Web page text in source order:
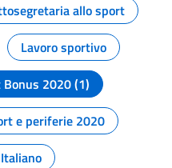
allo sport
Lavoro sportivo
2020 (1)
e periferie 2020